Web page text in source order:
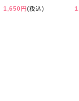
1,650円 (税込)